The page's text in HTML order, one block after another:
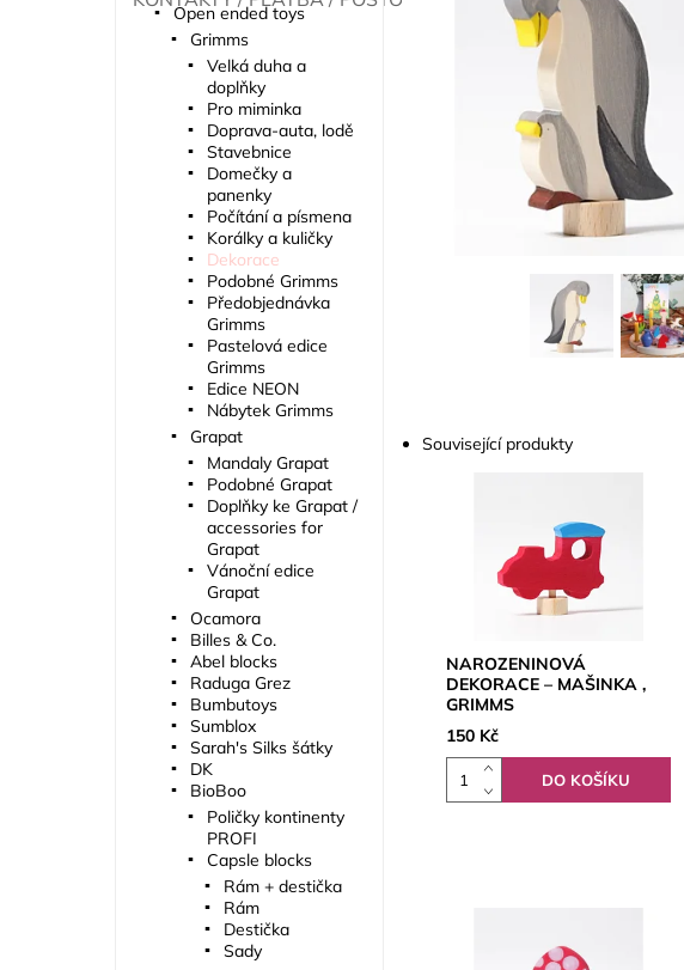
Související produkty
NAROZENINOVÁ
DEKORACE – MAŠINKA ,
GRIMMS
150 Kč
Open ended toys
Grimms
Velká duha a
doplňky
Pro miminka
Doprava-auta, lodě
Stavebnice
Domečky a
panenky
Počítání a písmena
Korálky a kuličky
Dekorace
Podobné Grimms
Předobjednávka
Grimms
Pastelová edice
Grimms
Edice NEON
Nábytek Grimms
Grapat
Mandaly Grapat
Podobné Grapat
Doplňky ke Grapat /
accessories for
Grapat
Vánoční edice
Grapat
Ocamora
Billes & Co.
Abel blocks
Raduga Grez
Bumbutoys
Sumblox
Sarah's Silks šátky
DK
BioBoo
Poličky kontinenty
PROFI
Capsle blocks
Rám + destička
Rám
Destička
Sady